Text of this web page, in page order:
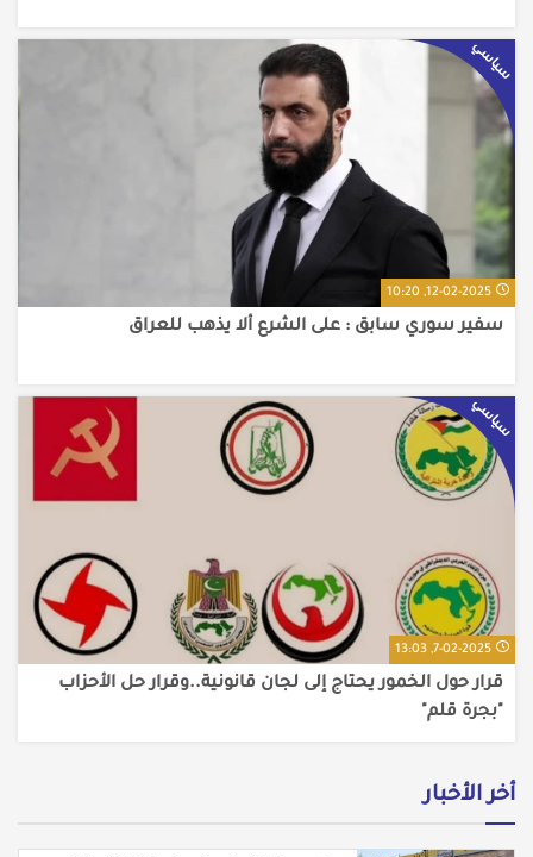
سياسي
12-02-2025, 10:20
سفير سوري سابق : على الشرع ألا يذهب للعراق
سياسي
7-02-2025, 13:03
قرار حول الخمور يحتاج إلى لجان قانونية..وقرار حل الأحزاب
"بجرة قلم"
أخر الأخبار